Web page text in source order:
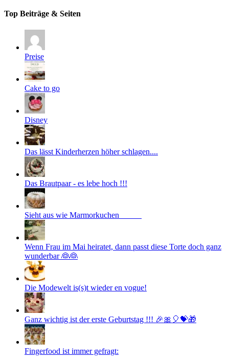
Top Beiträge & Seiten
Preise
Cake to go
Disney
Das lässt Kinderherzen höher schlagen....
Das Brautpaar - es lebe hoch !!!
Sieht aus wie Marmorkuchen _____
Wenn Frau im Mai heiratet, dann passt diese Torte doch ganz
wunderbar 👰👰
Die Modewelt is(s)t wieder en vogue!
Ganz wichtig ist der erste Geburtstag !!! 🎉🎀🎈💝🎁
Fingerfood ist immer gefragt: